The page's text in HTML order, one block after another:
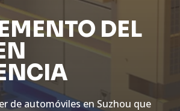
DEL
de automóviles en Suzhou que